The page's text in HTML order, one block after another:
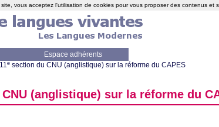
Espace adhérents
e section du CNU (anglistique) sur la réforme du CAPES
CNU (anglistique) sur la réforme du
vous acceptez l'utilisation de cookies pour vous proposer des contenus et